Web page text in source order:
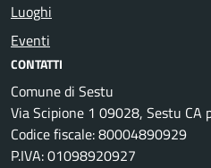
Luoghi
Eventi
CONTATTI
Comune di Sestu
Via Scipione 1 09028, Sestu CA
Codice fiscale: 80004890929
P.IVA: 01098920927